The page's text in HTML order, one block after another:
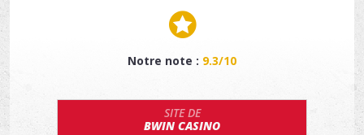
Notre note : 9.3/10
SITE DE
BWIN CASINO